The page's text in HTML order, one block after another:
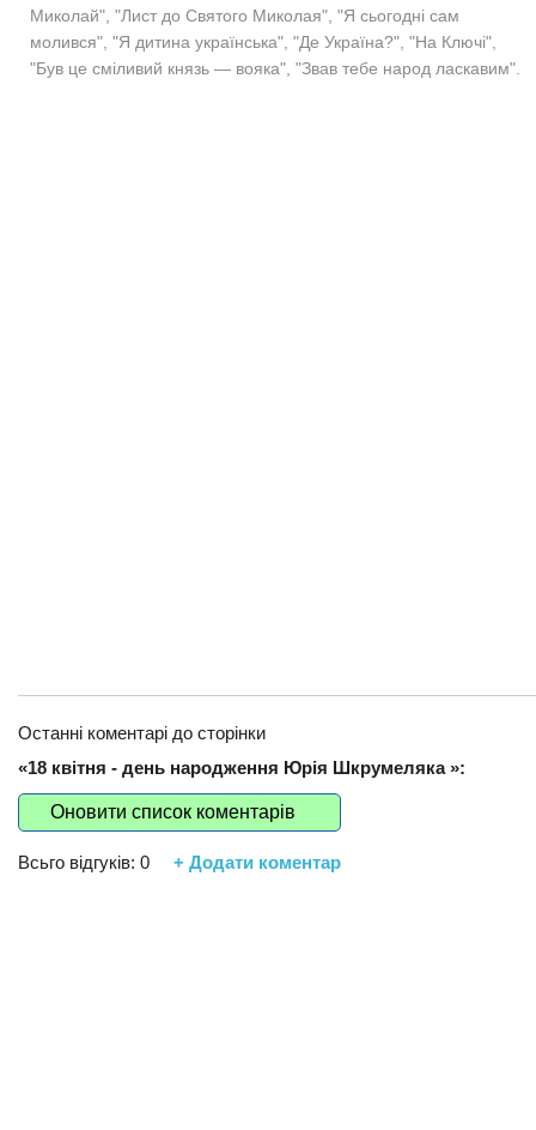
Миколай", "Лист до Святого Миколая", "Я сьогодні сам
молився", "Я дитина українська", "Де Україна?", "На Ключі",
"Був це сміливий князь — вояка", "Звав тебе народ ласкавим".
Останні коментарі до сторінки
«18 квітня - день народження Юрія Шкрумеляка »:
Оновити список коментарів
Всьго відгуків: 0 + Додати коментар